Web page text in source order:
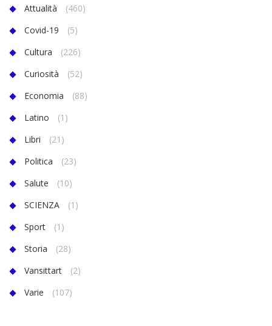
Attualità
(460)
Covid-19
(5)
Cultura
(226)
Curiosità
(52)
Economia
(88)
Latino
(1)
Libri
(21)
Politica
(23)
Salute
(10)
SCIENZA
(1)
Sport
(1)
Storia
(28)
Vansittart
(2)
Varie
(107)